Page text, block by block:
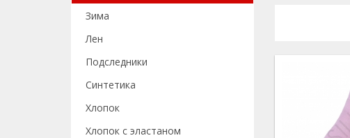
Зима
Лен
Подследники
Синтетика
Хлопок
Хлопок с эластаном